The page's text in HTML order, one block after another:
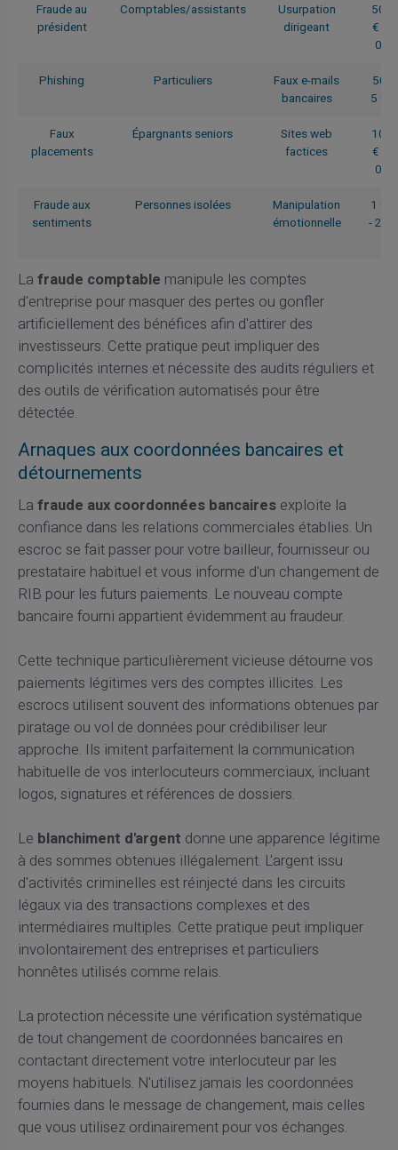
Fraude au
président
Comptables/assistants
Usurpation
dirigeant
50
€ -
Phishing
Particuliers
Faux e-mails
bancaires
500
5
Faux
placements
Épargnants seniors
Sites web
factices
10
€ -
Fraude aux
sentiments
Personnes isolées
Manipulation
émotionnelle
1
- 20
La fraude comptable manipule les comptes
d'entreprise pour masquer des pertes ou gonfler
artificiellement des bénéfices afin d'attirer des
investisseurs. Cette pratique peut impliquer des
complicités internes et nécessite des audits réguliers et
des outils de vérification automatisés pour être
détectée.
Arnaques aux coordonnées bancaires et
détournements
La fraude aux coordonnées bancairesexploite la
confiance dans les relations commerciales établies. Un
escroc se fait passer pour votre bailleur, fournisseur ou
prestataire habituel et vous informe d'un changement de
RIB pour les futurs paiements. Le nouveau compte
bancaire fourni appartient évidemment au fraudeur.
Cette technique particulièrement vicieuse détourne vos
paiements légitimes vers des comptes illicites. Les
escrocs utilisent souvent des informations obtenues par
piratage ou vol de données pour crédibiliser leur
approche. Ils imitent parfaitement la communication
habituelle de vos interlocuteurs commerciaux, incluant
logos, signatures et références de dossiers.
Le blanchiment d'argent donne une apparence légitime
à des sommes obtenues illégalement. L'argent issu
d'activités criminelles est réinjecté dans les circuits
légaux via des transactions complexes et des
intermédiaires multiples. Cette pratique peut impliquer
involontairement des entreprises et particuliers
honnêtes utilisés comme relais.
La protection nécessite une vérification systématique
de tout changement de coordonnées bancaires en
contactant directement votre interlocuteur par les
moyens habituels. N'utilisez jamais les coordonnées
fournies dans le message de changement, mais celles
que vous utilisez ordinairement pour vos échanges.